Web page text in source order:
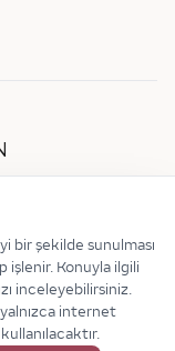
bir şekilde sunulması
işlenir. Konuyla ilgili
inceleyebilirsiniz.
internet